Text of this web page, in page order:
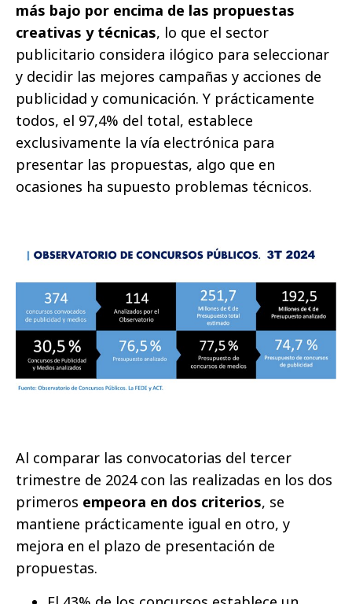
más bajo por encima de las propuestas
creativas y técnicas, lo que el sector
publicitario considera ilógico para seleccionar
y decidir las mejores campañas y acciones de
publicidad y comunicación. Y prácticamente
todos, el 97,4% del total, establece
exclusivamente la vía electrónica para
presentar las propuestas, algo que en
ocasiones ha supuesto problemas técnicos.
Al comparar las convocatorias del tercer
trimestre de 2024 con las realizadas en los dos
primeros empeora en dos criterios, se
mantiene prácticamente igual en otro, y
mejora en el plazo de presentación de
propuestas.